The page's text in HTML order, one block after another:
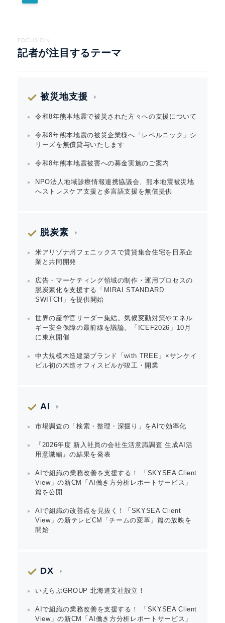
FOCUS ON
記者が注目するテーマ
被災地支援
令和8年熊本地震で被災された方々への支援について
令和8年熊本地震の被災企業様へ「レベルニック」シ
リーズを無償貸与いたします
令和8年熊本地震被害への募金実施のご案内
NPO法人地域診療情報連携協議会、熊本地震被災地
へストレスケア支援と多言語支援を無償提供
脱炭素
米アリゾナ州フェニックスで賃貸集合住宅を日系企
業と共同開発
広告・マーケティング領域の制作・運用プロセスの
脱炭素化を支援する「MIRAI STANDARD
SWITCH」を提供開始
世界の産学官リーダー集結。気候変動対策やエネル
ギー安全保障の最前線を議論。「ICEF2026」10月
に東京開催
中大規模木造建築ブランド「with TREE」×サンケイ
ビル初の木造オフィスビルが竣工・開業
AI
市場調査の「検索・整理・深掘り」をAIで効率化
『2026年度 新入社員の会社生活意識調査 生成AI活
用意識編』の結果を発表
AIで組織の業務改善を支援する！ 「SKYSEA Client
View」の新CM「AI働き方分析レポートサービス」
篇を公開
AIで組織の改善点を見抜く！「SKYSEA Client
View」の新テレビCM「チームの変革」篇の放映を
開始
DX
いえらぶGROUP 北海道支社設立！
AIで組織の業務改善を支援する！ 「SKYSEA Client
View」の新CM「AI働き方分析レポートサービス」